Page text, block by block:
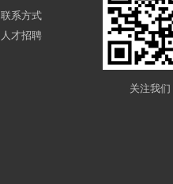
联系方式
人才招聘
关注我们